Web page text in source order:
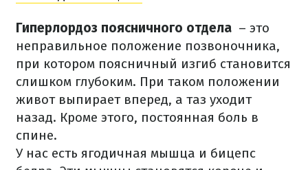
Гиперлордоз поясничного отдела – это
неправильное положение позвоночника,
при котором поясничный изгиб становится
слишком глубоким. При таком положении
живот выпирает вперед, а таз уходит
назад. Кроме этого, постоянная боль в
спине.
У нас есть ягодичная мышца и бицепс